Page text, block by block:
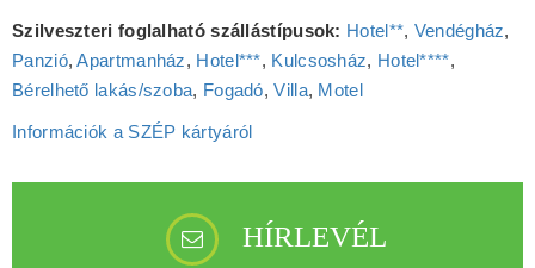
Szilveszteri foglalható szállástípusok: Hotel**, Vendégház,
Panzió,Apartmanház, Hotel***, Kulcsosház, Hotel****,
Bérelhető lakás/szoba, Fogadó,Villa, Motel
Információk a SZÉP kártyáról
HÍRLEVÉL